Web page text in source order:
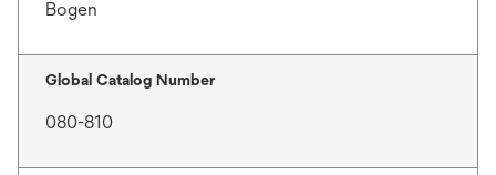
Bogen
Global Catalog Number
080-810